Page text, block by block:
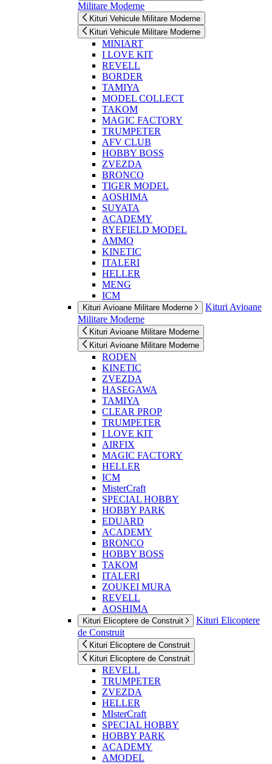
Militare Moderne
Kituri Vehicule Militare Moderne
Kituri Vehicule Militare Moderne
MINIART
I LOVE KIT
REVELL
BORDER
TAMIYA
MODEL COLLECT
TAKOM
MAGIC FACTORY
TRUMPETER
AFV CLUB
HOBBY BOSS
ZVEZDA
BRONCO
TIGER MODEL
AOSHIMA
SUYATA
ACADEMY
RYEFIELD MODEL
AMMO
KINETIC
ITALERI
HELLER
MENG
ICM
Kituri Avioane Militare Moderne
Kituri Avioane
Militare Moderne
Kituri Avioane Militare Moderne
Kituri Avioane Militare Moderne
RODEN
KINETIC
ZVEZDA
HASEGAWA
TAMIYA
CLEAR PROP
TRUMPETER
I LOVE KIT
AIRFIX
MAGIC FACTORY
HELLER
ICM
MisterCraft
SPECIAL HOBBY
HOBBY PARK
EDUARD
ACADEMY
BRONCO
HOBBY BOSS
TAKOM
ITALERI
ZOUKEI MURA
REVELL
AOSHIMA
Kituri Elicoptere de Construit
Kituri Elicoptere
de Construit
Kituri Elicoptere de Construit
Kituri Elicoptere de Construit
REVELL
TRUMPETER
ZVEZDA
HELLER
MIsterCraft
SPECIAL HOBBY
HOBBY PARK
ACADEMY
AMODEL